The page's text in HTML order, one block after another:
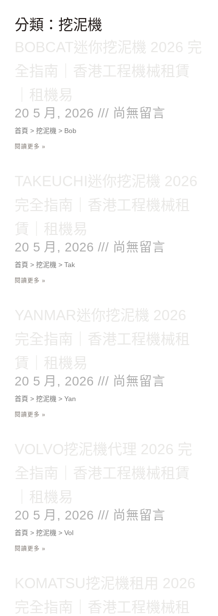
分類：挖泥機
BOBCAT迷你挖泥機 2026 完
全指南｜香港工程機械租賃
｜租機易
20 5 月, 2026 尚無留言
首頁 > 挖泥機 > Bob
閱讀更多 »
TAKEUCHI迷你挖泥機 2026
完全指南｜香港工程機械租
賃｜租機易
20 5 月, 2026 尚無留言
首頁 > 挖泥機 > Tak
閱讀更多 »
YANMAR迷你挖泥機 2026
完全指南｜香港工程機械租
賃｜租機易
20 5 月, 2026 尚無留言
首頁 > 挖泥機 > Yan
閱讀更多 »
VOLVO挖泥機代理 2026 完
全指南｜香港工程機械租賃
｜租機易
20 5 月, 2026 尚無留言
首頁 > 挖泥機 > Vol
閱讀更多 »
KOMATSU挖泥機租用 2026
完全指南｜香港工程機械租
頁
面
頁
面
頁
面
頁
面